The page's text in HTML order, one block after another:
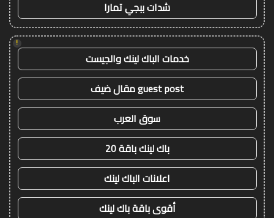
شدات ببجي تمارا
!
خدمات الباك لينك والجيست
guest post مقال ضيف
سوق العرب
باك لينك باقة 20
اعلانات الباك لينك
أقوى باقة باك لينك